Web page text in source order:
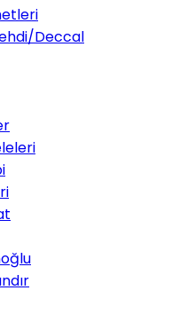
Deccal